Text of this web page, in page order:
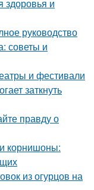
здоровья и
руководство
советы и
и фестивали
заткнуть
правду о
корнишоны:
из огурцов на